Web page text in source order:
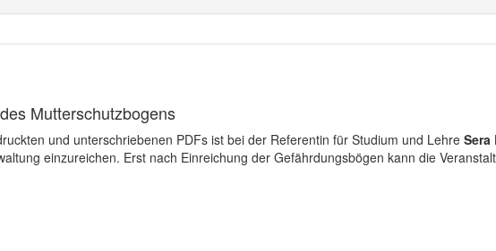
Mutterschutzbogens
und unterschriebenen PDFs ist bei der Referentin für Studium und Lehre Sera
einzureichen. Erst nach Einreichung der Gefährdungsbögen kann die